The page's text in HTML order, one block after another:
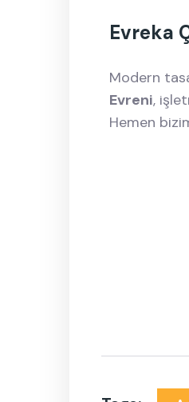
Evreka
Modern
Evreni,
Hemen